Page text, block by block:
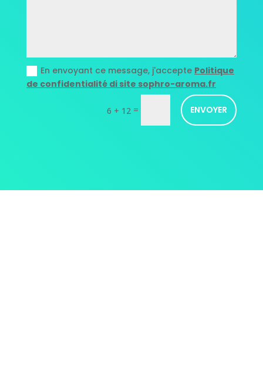
En envoyant ce message, j'accepte Politique
de confidentialité di site sophro-aroma.fr
6 + 12 = ENVOYER